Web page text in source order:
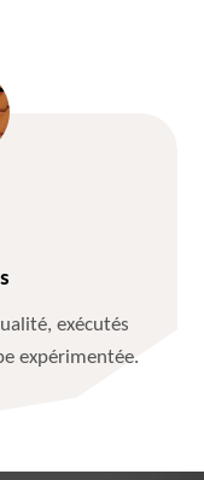
exécutés
expérimentée.